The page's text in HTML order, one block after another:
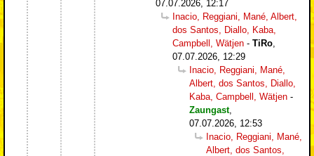
07.07.2026, 12:17
Inacio, Reggiani, Mané, Albert,
dos Santos, Diallo, Kaba,
Campbell, Wätjen - TiRo
07.07.2026, 12:29
Inacio, Reggiani, Mané,
Albert, dos Santos, Diallo,
Kaba, Campbell, Wätjen -
Zaungast,
07.07.2026, 12:53
Inacio, Reggiani, Mané,
Albert, dos Santos,